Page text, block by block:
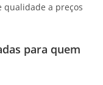
qualidade a preços
para quem